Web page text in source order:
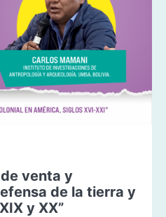
venta y
de la tierra y
y XX”